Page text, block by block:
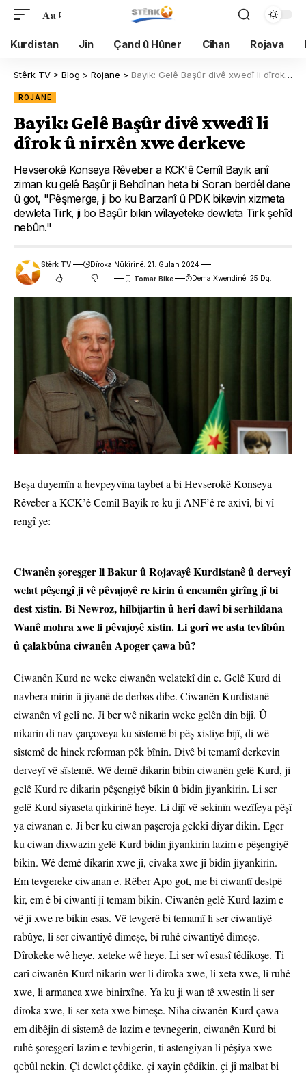
Aa
Kurdistan Jin Çand û Hûner Cîhan Rojava
Stêrk TV > Blog > Rojane > Bayik: Gelê Başûr divê xwedî li dîrok û nirxên xwe derkeve
ROJANE
Bayik: Gelê Başûr divê xwedî li
dîrok û nirxên xwe derkeve
Hevserokê Konseya Rêveber a KCK'ê Cemîl Bayik anî
ziman ku gelê Başûr ji Behdînan heta bi Soran berdêl dane
û got, "Pêşmerge, ji bo ku Barzanî û PDK bikevin xizmeta
dewleta Tirk, ji bo Başûr bikin wîlayeteke dewleta Tirk şehîd
nebûn."
Stêrk TV
Dîroka Nûkirinê: 21. Gulan 2024
Dema Xwendinê: 25 Dq.
Beşa duyemîn a hevpeyvîna taybet a bi Hevserokê Konseya
Rêveber a KCK’ê Cemîl Bayik re ku ji ANF’ê re axivî, bi vî
rengî ye:
Ciwanên şoreşger li Bakur û Rojavayê Kurdistanê û derveyî
welat pêşengî ji vê pêvajoyê re kirin û encamên girîng jî bi
dest xistin. Bi Newroz, hilbijartin û herî dawî bi serhildana
Wanê mohra xwe li pêvajoyê xistin. Li gorî we asta tevlîbûn
û çalakbûna ciwanên Apoger çawa bû?
Ciwanên Kurd ne weke ciwanên welatekî din e. Gelê Kurd di
navbera mirin û jiyanê de derbas dibe. Ciwanên Kurdistanê
ciwanên vî gelî ne. Ji ber wê nikarin weke gelên din bijî. Û
nikarin di nav çarçoveya ku sîstemê bi pêş xistiye bijî, di wê
sîstemê de hinek reforman pêk bînin. Divê bi temamî derkevin
derveyî vê sîstemê. Wê demê dikarin bibin ciwanên gelê Kurd, ji
gelê Kurd re dikarin pêşengiyê bikin û bidin jiyankirin. Li ser
gelê Kurd siyaseta qirkirinê heye. Li dijî vê sekinîn wezîfeya pêşî
ya ciwanan e. Ji ber ku ciwan paşeroja gelekî diyar dikin. Eger
ku ciwan dixwazin gelê Kurd bidin jiyankirin lazim e pêşengiyê
bikin. Wê demê dikarin xwe jî, civaka xwe jî bidin jiyankirin.
Em tevgereke ciwanan e. Rêber Apo got, me bi ciwantî destpê
kir, em ê bi ciwantî jî temam bikin. Ciwanên gelê Kurd lazim e
vê ji xwe re bikin esas. Vê tevgerê bi temamî li ser ciwantiyê
rabûye, li ser ciwantiyê dimeşe, bi ruhê ciwantiyê dimeşe.
Dîrokeke wê heye, xeteke wê heye. Li ser wî esasî têdikoşe. Ti
carî ciwanên Kurd nikarin wer li dîroka xwe, li xeta xwe, li ruhê
xwe, li armanca xwe binirxîne. Ya ku ji wan tê xwestin li ser
dîroka xwe, li ser xeta xwe bimeşe. Niha ciwanên Kurd çawa
em dibêjin di sîstemê de lazim e tevnegerin, ciwanên Kurd bi
ruhê şoreşgerî lazim e tevbigerin, ti astengiyan li pêşiya xwe
qebûl nekin. Çi dewlet çêdike, çi xayin çêdikin, çi jî malbat bi